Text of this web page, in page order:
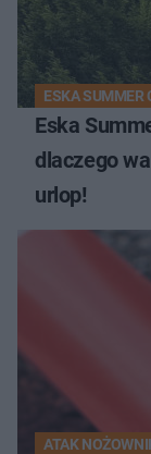
ESKA SUMMER
Eska
dlaczego
urlop!
ATAK